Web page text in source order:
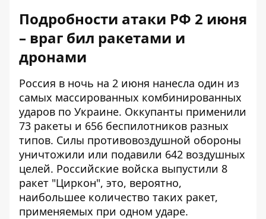
Подробности атаки РФ 2 июня
– враг бил ракетами и
дронами
Россия в ночь на 2 июня нанесла один из
самых массированных комбинированных
ударов по Украине. Оккупанты применили
73 ракеты и 656 беспилотников разных
типов. Силы противовоздушной обороны
уничтожили или подавили 642 воздушных
целей. Российские войска выпустили 8
ракет "Циркон", это, вероятно,
наибольшее количество таких ракет,
применяемых при одном ударе.